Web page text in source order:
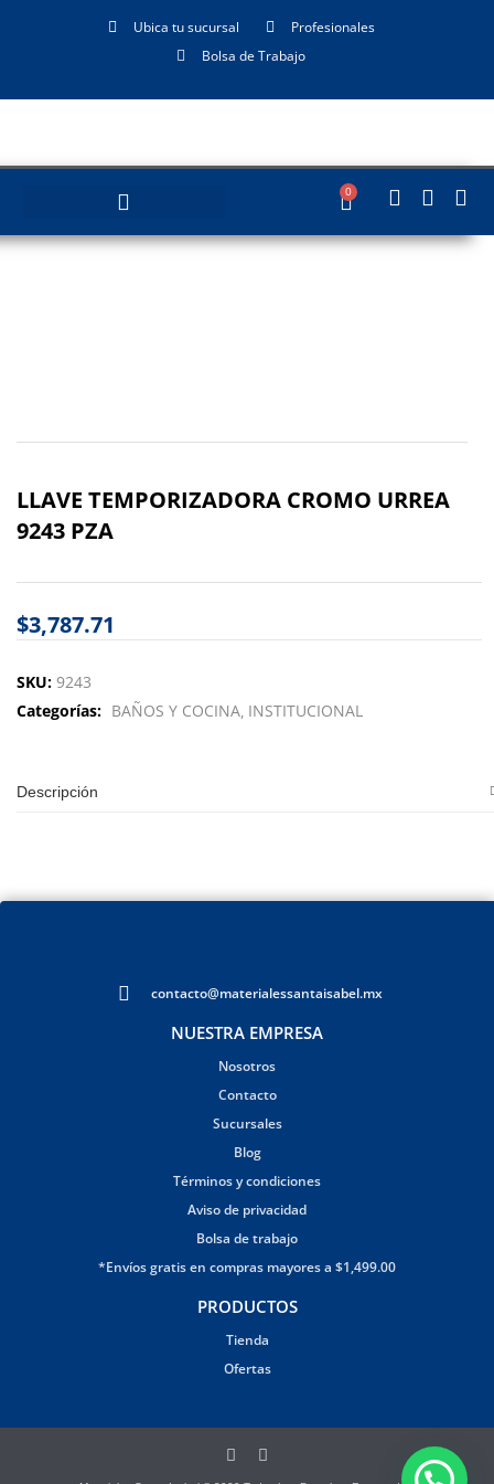
Ubica tu sucursal
Profesionales
Bolsa de Trabajo
0
LLAVE TEMPORIZADORA CROMO URREA
9243 PZA
$3,787.71
SKU: 9243
Categorías: BAÑOS Y COCINA INSTITUCIONAL
Descripción
contacto@materialessantaisabel.mx
NUESTRA EMPRESA
Nosotros
Contacto
Sucursales
Blog
Términos y condiciones
Aviso de privacidad
Bolsa de trabajo
*Envíos gratis en compras mayores a $1,499.00
PRODUCTOS
Tienda
Ofertas